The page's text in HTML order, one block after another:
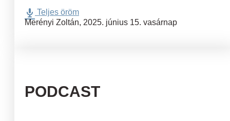
Teljes öröm
Merényi Zoltán, 2025. június 15. vasárnap
PODCAST